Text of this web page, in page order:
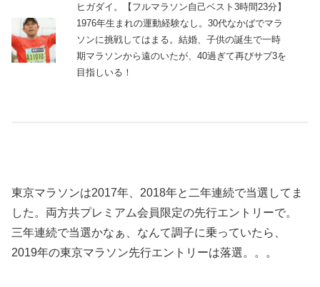
ヒガダイ。【フルマラソン自己ベスト3時間23分】
1976年生まれの運動経験なし。30代なかばでマラ
ソンに挑戦してはまる。結婚、子供の誕生で一時
期マラソンから遠のいたが、40過ぎて再びサブ3を
目指しいる！
東京マラソンは2017年、2018年と二年連続で当選してま
した。両方共プレミアム会員限定の先行エントリーで。
三年連続で当選かなぁ、なんて調子に乗っていたら、
2019年の東京マラソン先行エントリーは落選。。。